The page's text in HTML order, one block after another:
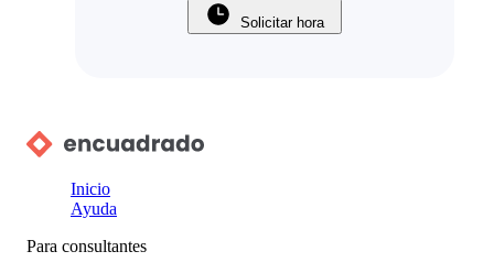
Solicitar hora
Inicio
Ayuda
Para consultantes